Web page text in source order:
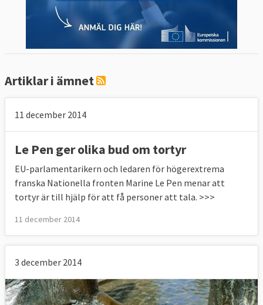
Artiklar i ämnet
11 december 2014
Le Pen ger olika bud om tortyr
EU-parlamentarikern och ledaren för högerextrema
franska Nationella fronten Marine Le Pen menar att
tortyr är till hjälp för att få personer att tala. >>>
11 december 2014
3 december 2014